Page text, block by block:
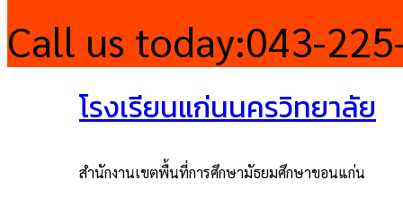
Call us today:043-
โรงเรียนแก่นนครวิทยาลัย
สำนักงานเขตพื้นที่การศึกษามัธยมศึกษาขอนแก่น